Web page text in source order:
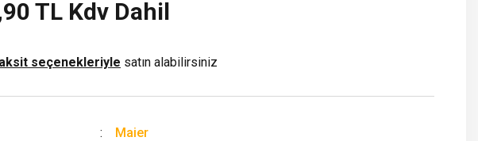
TL Kdv Dahil
seçenekleriyle satın alabilirsiniz
Maier